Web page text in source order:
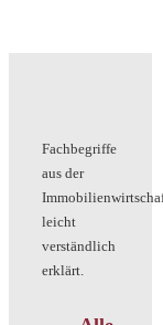
Fachbegriffe
aus der
leicht
verständlich
erklärt.